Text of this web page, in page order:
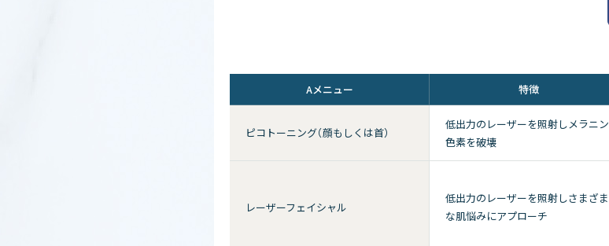
Aメニュー 特徴
ピコトーニング（顔もしくは首）
低出力のレーザーを照射しメラニン
色素を破壊
レーザーフェイシャル
低出力のレーザーを照射しさまざま
な肌悩みにアプローチ